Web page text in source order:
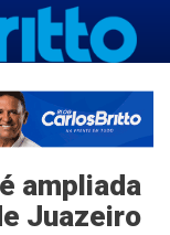
ampliada
Juazeiro